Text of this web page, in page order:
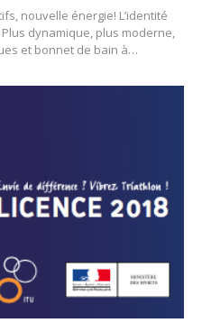
nouvelle énergie! L’identité
dynamique, plus moderne,
et bonnet de bain à…